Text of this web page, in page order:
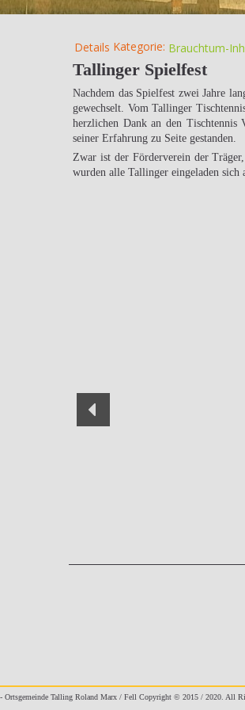
Details Kategorie: Brauchtum-
Tallinger Spielfest
Nachdem das Spielfest zwei Jahre
gewechselt. Vom Tallinger
herzlichen Dank an den
seiner Erfahrung zu Seite gestanden.
Zwar ist der Förderverein der
wurden alle Tallinger eingeladen sich
- Ortsgemeinde Talling Roland Marx / Fell Copyright © 2015 / 2020. All